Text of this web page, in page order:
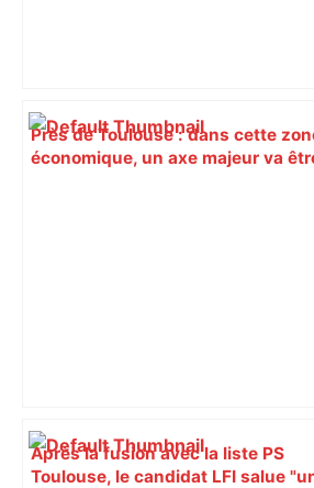
Près de Toulouse : dans cette
économique, un axe majeur va
Après la fusion avec la liste PS
Toulouse, le candidat LFI salue